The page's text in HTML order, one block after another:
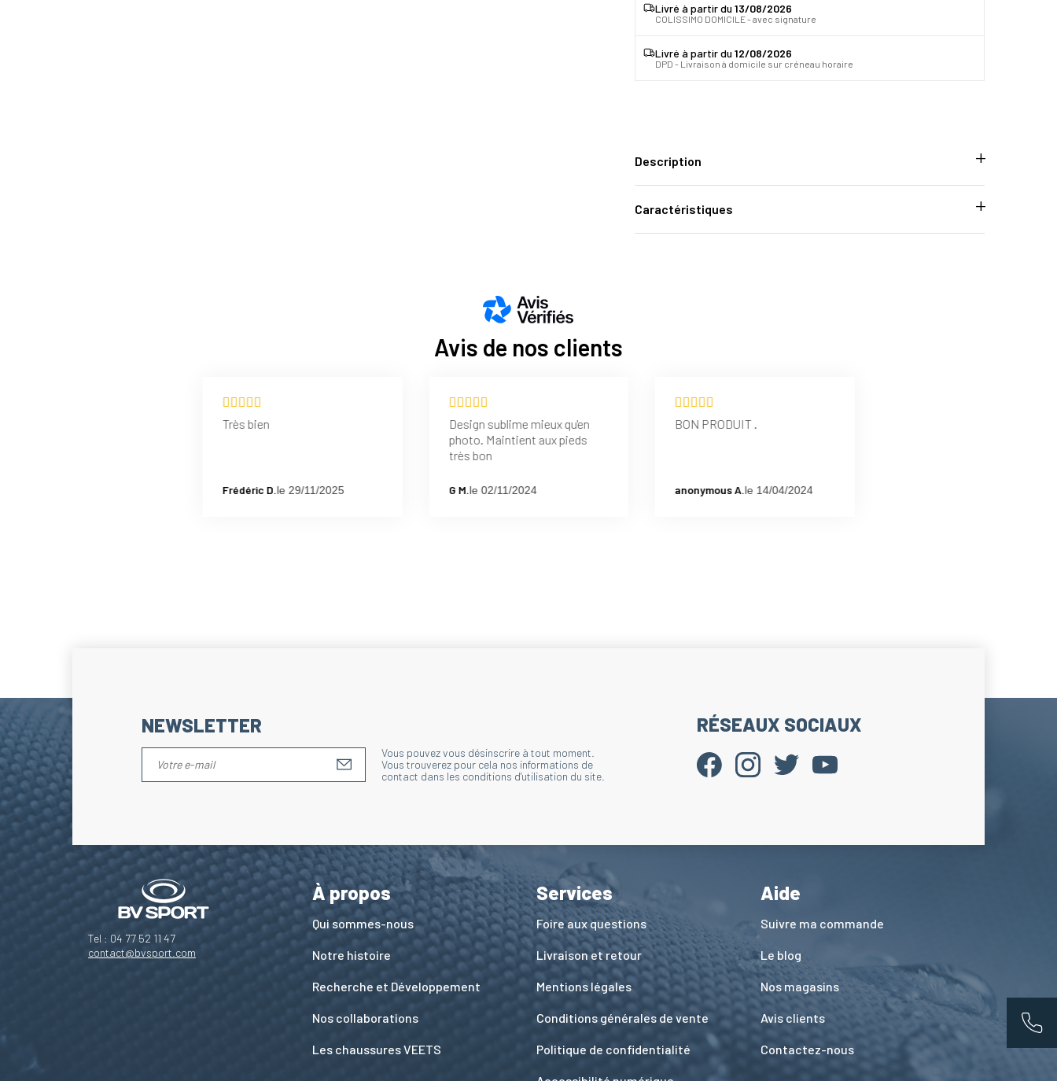
Livré à partir du13/08/2026
COLISSIMO DOMICILE - avec signature
Livré à partir du12/08/2026
DPD - Livraison à domicile sur créneau horaire
Description
Caractéristiques
Avis de nos clients
Très bien
Frédéric D.le 29/11/2025
Design sublime mieux qu'en
photo. Maintient aux pieds
très bon
G M.le 02/11/2024
BON PRODUIT .
anonymous A.le 14/04/2024
NEWSLETTER
S'INSCRIRE À LA NEWSLETTER
Vous pouvez vous désinscrire à tout moment.
Vous trouverez pour cela nos informations de
contact dans les conditions d'utilisation du site.
RÉSEAUX SOCIAUX
Tel : 04 77 52 11 47
contact@bvsport.com
À propos
Qui sommes-nous
Notre histoire
Recherche et Développement
Nos collaborations
Les chaussures VEETS
Services
Foire aux questions
Livraison et retour
Mentions légales
Conditions générales de vente
Politique de confidentialité
Aide
Suivre ma commande
Le blog
Nos magasins
Avis clients
Contactez-nous